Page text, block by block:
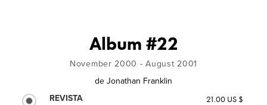
Album #22
November 2000 - August 2001
de Jonathan Franklin
REVISTA
21.00 US $